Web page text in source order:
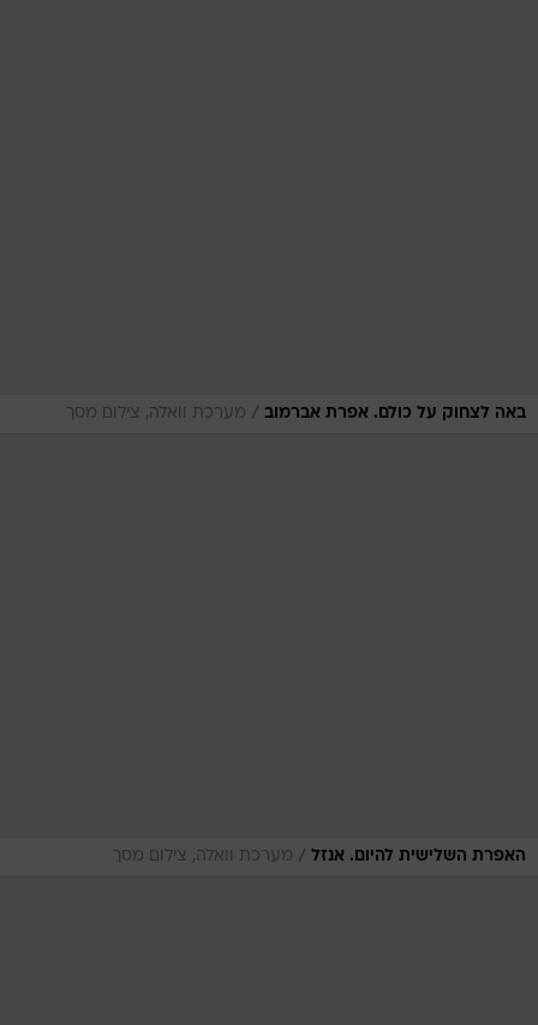
באה לצחוק על כולם. אפרת אברמוב / מערכת וואלה, צילום מסך
האפרת השלישית להיום. אנזל / מערכת וואלה, צילום מסך